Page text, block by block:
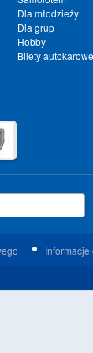
Dla młodzieży
Dla grup
Hobby
Bilety